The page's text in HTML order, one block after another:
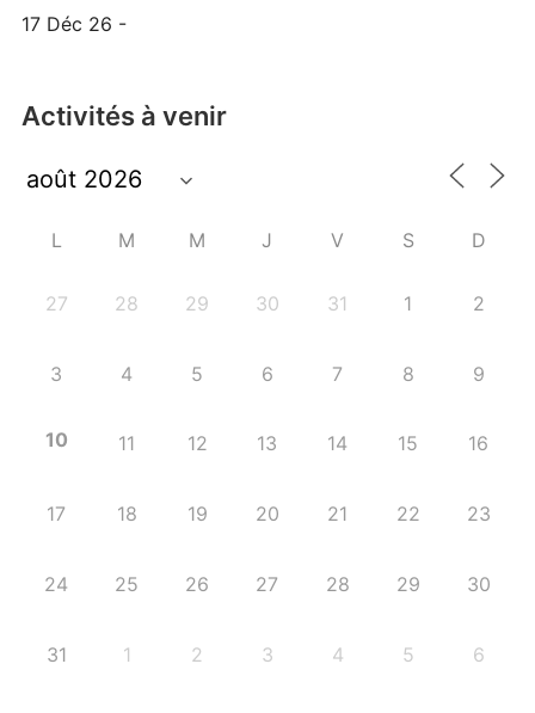
17 Déc 26 -
Activités à venir
L M M J V S D
27 28 29 30 31 1 2
3 4 5 6 7 8 9
10 11 12 13 14 15 16
17 18 19 20 21 22 23
24 25 26 27 28 29 30
31 1 2 3 4 5 6